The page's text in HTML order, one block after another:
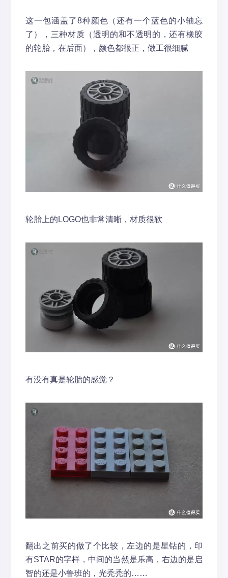
这一包涵盖了8种颜色（还有一个蓝色的小轴忘
了），三种材质（透明的和不透明的，还有橡胶
的轮胎，在后面），颜色都很正，做工很细腻
轮胎上的LOGO也非常清晰，材质很软
有没有真是轮胎的感觉？
翻出之前买的做了个比较，左边的是星钻的，印
有STAR的字样，中间的当然是乐高，右边的是启
智的还是小鲁班的，光秃秃的……